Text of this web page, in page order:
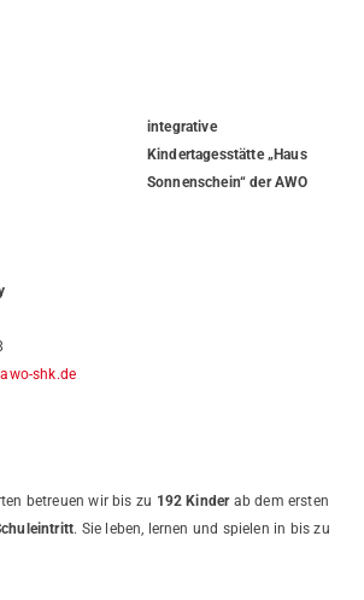
integrative
Kindertagesstätte „Haus
Sonnenschein“ der AWO
shk.de
betreuen wir bis zu 192 Kinderab dem ersten
. Sie leben, lernen und spielen in bis zu